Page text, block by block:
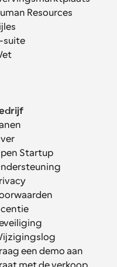
Resources
suite
Startup
een demo aan